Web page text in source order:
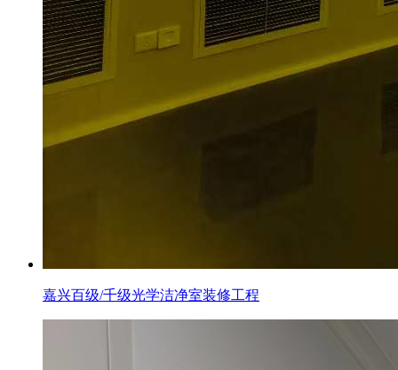
嘉兴百级/千级光学洁净室装修工程